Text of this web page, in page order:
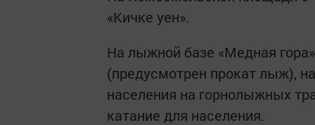
«Кичке уен».
На лыжной базе «Медная
(предусмотрен прокат лыж),
населения на горнолыжных
катание для населения.